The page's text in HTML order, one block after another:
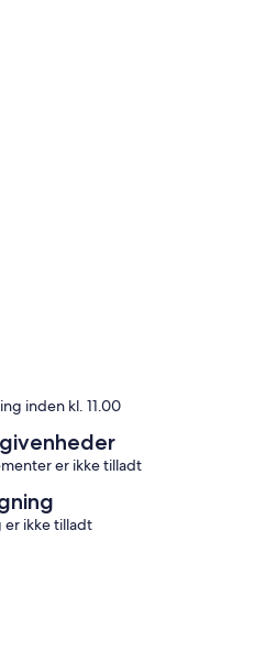
inden kl. 11.00
er ikke tilladt
er ikke tilladt